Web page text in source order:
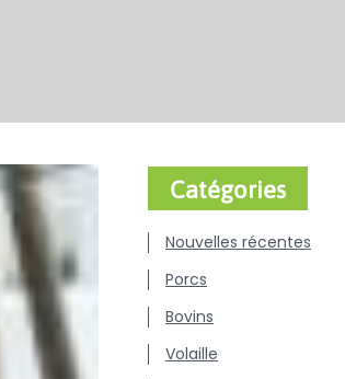
Catégories
Nouvelles récentes
Porcs
Bovins
Volaille